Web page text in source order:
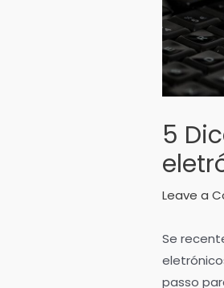
5
Leave a
Se
passo